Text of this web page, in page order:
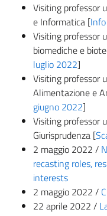
Visiting professor
e Informatica [
Visiting professor
biomediche e
luglio 2022]
Visiting professor
Alimentazione e
giugno 2022]
Visiting professor
Giurisprudenza [
2 maggio 2022 /
recasting roles,
interests
2 maggio 2022 /
22 aprile 2022 /